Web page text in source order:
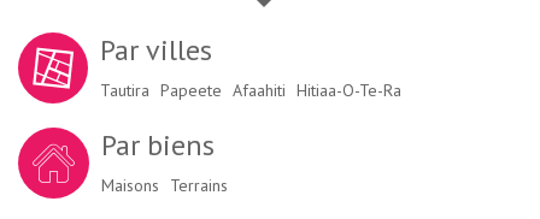
Par villes
Tautira Papeete Afaahiti Hitiaa-O-Te-Ra
Par biens
Maisons Terrains